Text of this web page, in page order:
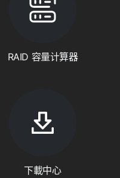
RAID 容量计算器
下載中心